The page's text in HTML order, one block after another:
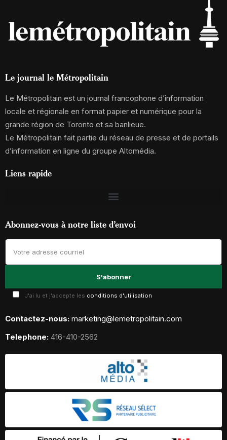
Le journal le Métropolitain
Le Métropolitain est un journal francophone d’information
locale et régionale en format papier et numérique pour la
grande région de Toronto et sa banlieue.
Le Métropolitain fait partie du réseau de presse et de portails
d’information en ligne du groupe Altomédia.
Liens rapide
Abonnez-vous à notre liste d’envoi
J'ai lu et j'accepte les conditions d'utilisation
Contactez-nous: marketing@lemetropolitain.com
Telephone: 416-410-2562